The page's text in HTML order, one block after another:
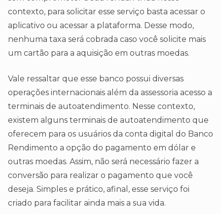
contexto, para solicitar esse serviço basta acessar o
aplicativo ou acessar a plataforma. Desse modo,
nenhuma taxa será cobrada caso você solicite mais
um cartão para a aquisição em outras moedas.
Vale ressaltar que esse banco possui diversas
operações internacionais além da assessoria acesso a
terminais de autoatendimento. Nesse contexto,
existem alguns terminais de autoatendimento que
oferecem para os usuários da conta digital do Banco
Rendimento a opção do pagamento em dólar e
outras moedas. Assim, não será necessário fazer a
conversão para realizar o pagamento que você
deseja. Simples e prático, afinal, esse serviço foi
criado para facilitar ainda mais a sua vida.